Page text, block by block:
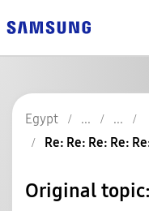
Egypt
Re: Re: Re: Re:
Original topic: